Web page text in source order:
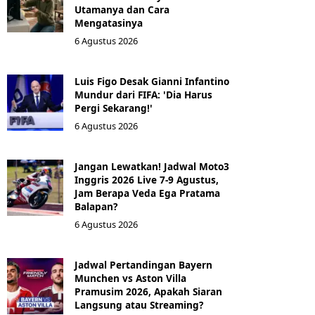
Utamanya dan Cara
Mengatasinya
6 Agustus 2026
Luis Figo Desak Gianni Infantino
Mundur dari FIFA: 'Dia Harus
Pergi Sekarang!'
6 Agustus 2026
Jangan Lewatkan! Jadwal Moto3
Inggris 2026 Live 7-9 Agustus,
Jam Berapa Veda Ega Pratama
Balapan?
6 Agustus 2026
Jadwal Pertandingan Bayern
Munchen vs Aston Villa
Pramusim 2026, Apakah Siaran
Langsung atau Streaming?